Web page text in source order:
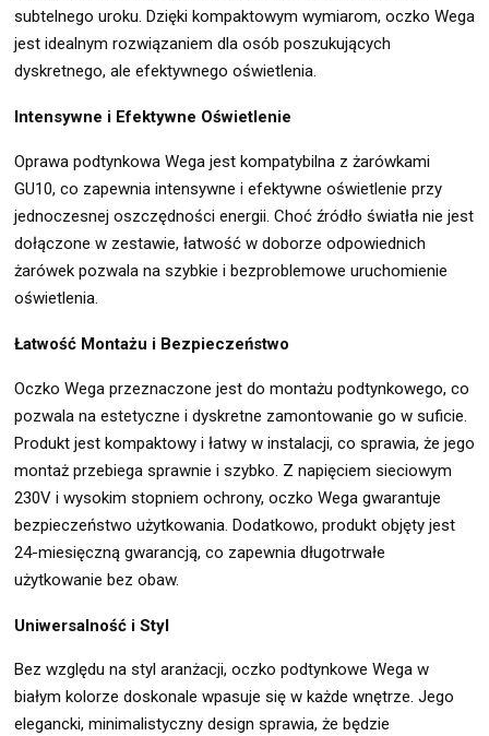
subtelnego uroku. Dzięki kompaktowym wymiarom, oczko Wega
jest idealnym rozwiązaniem dla osób poszukujących
dyskretnego, ale efektywnego oświetlenia.
Intensywne i Efektywne Oświetlenie
Oprawa podtynkowa Wega jest kompatybilna z żarówkami
GU10, co zapewnia intensywne i efektywne oświetlenie przy
jednoczesnej oszczędności energii. Choć źródło światła nie jest
dołączone w zestawie, łatwość w doborze odpowiednich
żarówek pozwala na szybkie i bezproblemowe uruchomienie
oświetlenia.
Łatwość Montażu i Bezpieczeństwo
Oczko Wega przeznaczone jest do montażu podtynkowego, co
pozwala na estetyczne i dyskretne zamontowanie go w suficie.
Produkt jest kompaktowy i łatwy w instalacji, co sprawia, że jego
montaż przebiega sprawnie i szybko. Z napięciem sieciowym
230V i wysokim stopniem ochrony, oczko Wega gwarantuje
bezpieczeństwo użytkowania. Dodatkowo, produkt objęty jest
24-miesięczną gwarancją, co zapewnia długotrwałe
użytkowanie bez obaw.
Uniwersalność i Styl
Bez względu na styl aranżacji, oczko podtynkowe Wega w
białym kolorze doskonale wpasuje się w każde wnętrze. Jego
elegancki, minimalistyczny design sprawia, że będzie